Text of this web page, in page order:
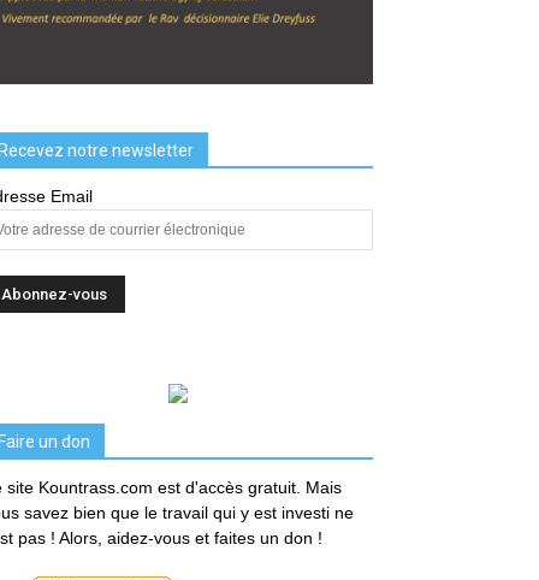
Recevez notre newsletter
Email
Faire un don
site Kountrass.com est d'accès gratuit. Mais
savez bien que le travail qui y est investi ne
pas ! Alors, aidez-vous et faites un don !